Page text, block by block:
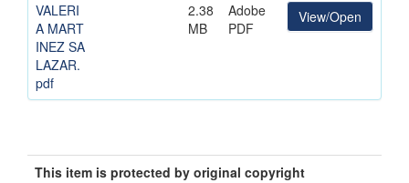
VALERI
A MART
INEZ SA
LAZAR.
pdf
2.38
MB
Adobe
PDF
View/Open
This item is protected by original copyright